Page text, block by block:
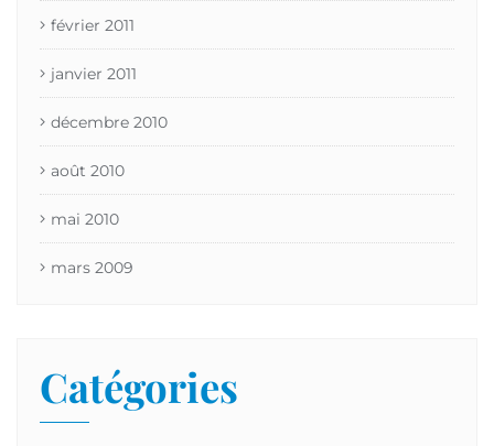
février 2011
janvier 2011
décembre 2010
août 2010
mai 2010
mars 2009
Catégories